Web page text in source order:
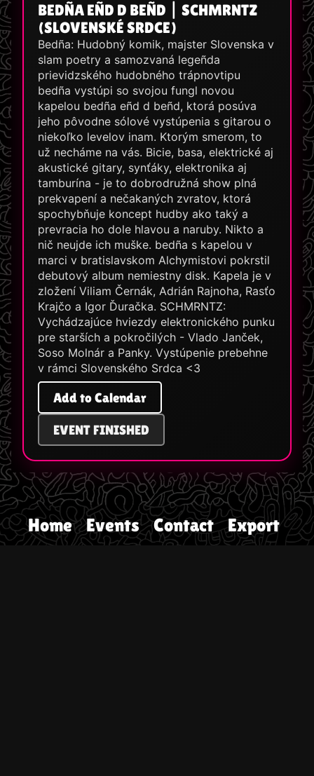
BEDÑA EÑD D BEÑD | SCHMRNTZ
(SLOVENSKÉ SRDCE)
Bedña: Hudobný komik, majster Slovenska v
slam poetry a samozvaná legeñda
prievidzského hudobného trápnovtipu
bedña vystúpi so svojou fungl novou
kapelou bedña eñd d beñd, ktorá posúva
jeho pôvodne sólové vystúpenia s gitarou o
niekoľko levelov inam. Ktorým smerom, to
už necháme na vás. Bicie, basa, elektrické aj
akustické gitary, synťáky, elektronika aj
tamburína - je to dobrodružná show plná
prekvapení a nečakaných zvratov, ktorá
spochybňuje koncept hudby ako taký a
prevracia ho dole hlavou a naruby. Nikto a
nič neujde ich muške. bedña s kapelou v
marci v bratislavskom Alchymistovi pokrstil
debutový album nemiestny disk. Kapela je v
zložení Viliam Černák, Adrián Rajnoha, Rasťo
Krajčo a Igor Ďuračka. SCHMRNTZ:
Vychádzajúce hviezdy elektronického punku
pre starších a pokročilých - Vlado Janček,
Soso Molnár a Panky. Vystúpenie prebehne
v rámci Slovenského Srdca <3
Add to Calendar
EVENT FINISHED
Home Events Contact Export